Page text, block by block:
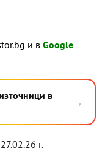
и в Google
в
→
г.